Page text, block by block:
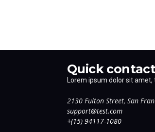
Quick
Lorem ipsum dolor sit amet,
2130 Fulton Street, San
support@test.com
+(15) 94117-1080